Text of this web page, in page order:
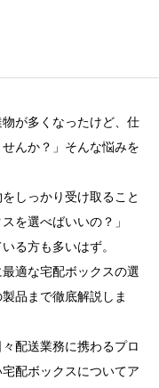
物が多くなったけど、仕
んか？」そんな悩みを
しっかり受け取ること
を選べばいいの？」
る方も多いはず。
適な宅配ボックスの選
品まで徹底解説しま
配送業務に携わるプロ
配ボックスについてア